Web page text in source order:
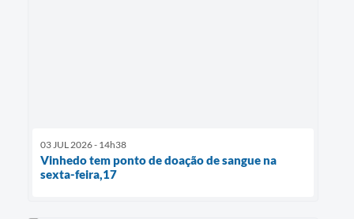
03 JUL 2026 - 14h38
Vinhedo tem ponto de doação de sangue na
sexta-feira,17